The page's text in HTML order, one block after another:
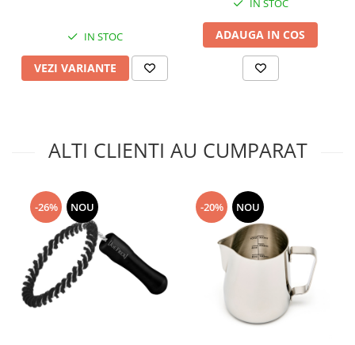
IN STOC
VEZI VARIANTE
IN STOC
ADAUGA IN COS
ALTI CLIENTI AU CUMPARAT
-26% NOU -20% NOU